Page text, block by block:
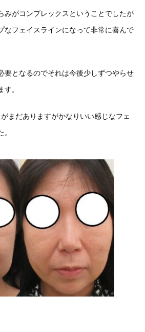
みがコンプレックスということでしたが
なフェイスラインになって非常に喜んで
要となるのでそれは今後少しずつやらせ
す。
まだありますがかなりいい感じなフェ